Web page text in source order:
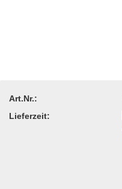
Art.Nr.:
Lieferzeit: